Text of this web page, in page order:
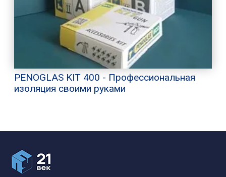
PENOGLAS KIT 400 - Профессиональная
изоляция своими руками